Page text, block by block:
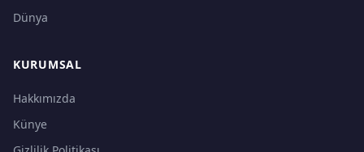
Dünya
KURUMSAL
Hakkımızda
Künye